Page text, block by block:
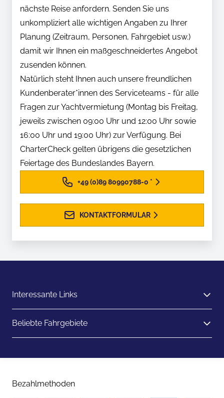
nächste Reise anfordern. Senden Sie uns
unkompliziert alle wichtigen Angaben zu Ihrer
Planung (Zeitraum, Personen, Fahrgebiet usw.)
damit wir Ihnen ein maßgeschneidertes Angebot
zusenden können.
Natürlich steht Ihnen auch unsere freundlichen
Kundenberater*innen des Serviceteams - für alle
Fragen zur Yachtvermietung (Montag bis Freitag,
jeweils zwischen 09:00 Uhr und 12:00 Uhr sowie
16:00 Uhr und 19:00 Uhr) zur Verfügung. Bei
CharterCheck gelten übrigens die gesetzlichen
Feiertage des Bundeslandes Bayern.
+49 (0)89 80990788-0 *
KONTAKTFORMULAR
Interessante Links
Beliebte Fahrgebiete
Bezahlmethoden